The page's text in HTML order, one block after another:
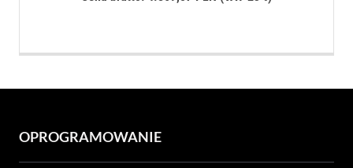
OPROGRAMOWANIE